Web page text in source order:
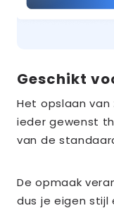
Geschikt
Het opslaan van
ieder gewenst
van de
De opmaak
dus je eigen stijl